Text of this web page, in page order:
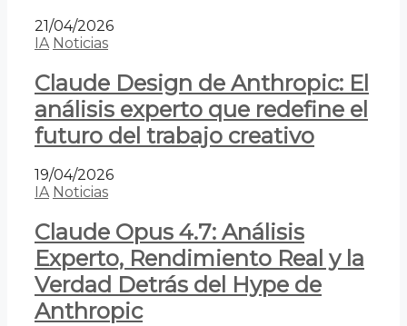
21/04/2026
IA Noticias
Claude Design de Anthropic: El
análisis experto que redefine el
futuro del trabajo creativo
19/04/2026
IA Noticias
Claude Opus 4.7: Análisis
Experto, Rendimiento Real y la
Verdad Detrás del Hype de
Anthropic